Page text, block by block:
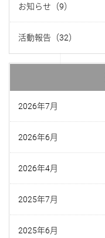
お知らせ（9）
活動報告（32）
2026年7月
2026年6月
2026年4月
2025年7月
2025年6月